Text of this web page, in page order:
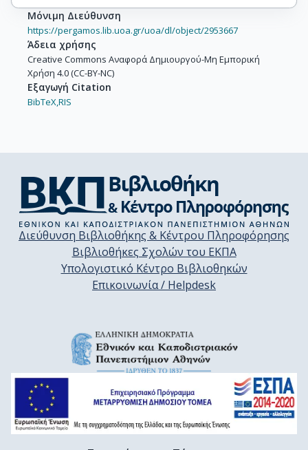
Μόνιμη Διεύθυνση
https://pergamos.lib.uoa.gr/uoa/dl/object/2953667
Άδεια χρήσης
Creative Commons Αναφορά Δημιουργού-Μη Εμπορική
Χρήση 4.0 (CC-BY-NC)
Εξαγωγή Citation
BibTeX,RIS
Διεύθυνση Βιβλιοθήκης & Κέντρου Πληροφόρησης
Βιβλιοθήκες Σχολών του ΕΚΠΑ
Υπολογιστικό Κέντρο Βιβλιοθηκών
Επικοινωνία / Helpdesk